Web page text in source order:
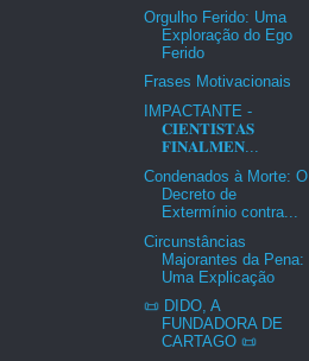
Orgulho Ferido: Uma
Exploração do Ego
Ferido
Frases Motivacionais
IMPACTANTE -
𝐂𝐈𝐄𝐍𝐓𝐈𝐒𝐓𝐀𝐒
𝐅𝐈𝐍𝐀𝐋𝐌𝐄𝐍...
Condenados à Morte: O
Decreto de
Extermínio contra...
Circunstâncias
Majorantes da Pena:
Uma Explicação
📜 DIDO, A
FUNDADORA DE
CARTAGO 📜